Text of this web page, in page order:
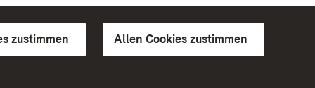
zustimmen Allen Cookies zustimmen